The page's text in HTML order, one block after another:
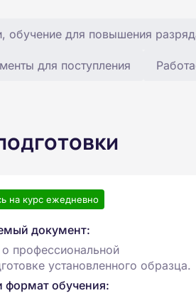
обучение для повышения
для поступления
на курс ежедневно
документ:
профессиональной
установленного образца.
формат обучения: